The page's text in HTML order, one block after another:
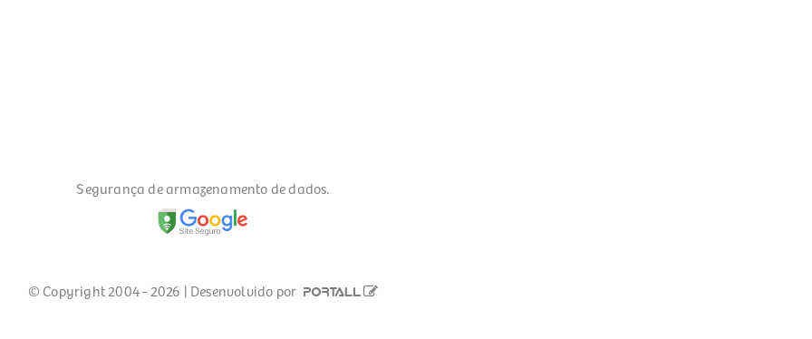
Segurança de armazenamento de dados.
© Copyright 2004 - 2026 | Desenvolvido por